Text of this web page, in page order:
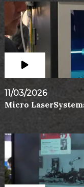
11/03/2026
Micro